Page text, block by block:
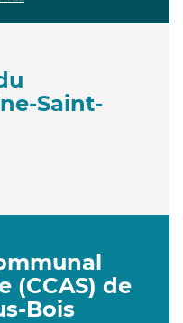
Saint-
(CCAS) de
Bois